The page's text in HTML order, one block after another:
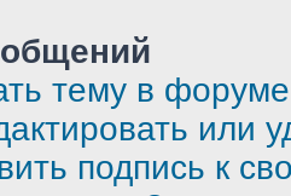
тему в
или
подпись к